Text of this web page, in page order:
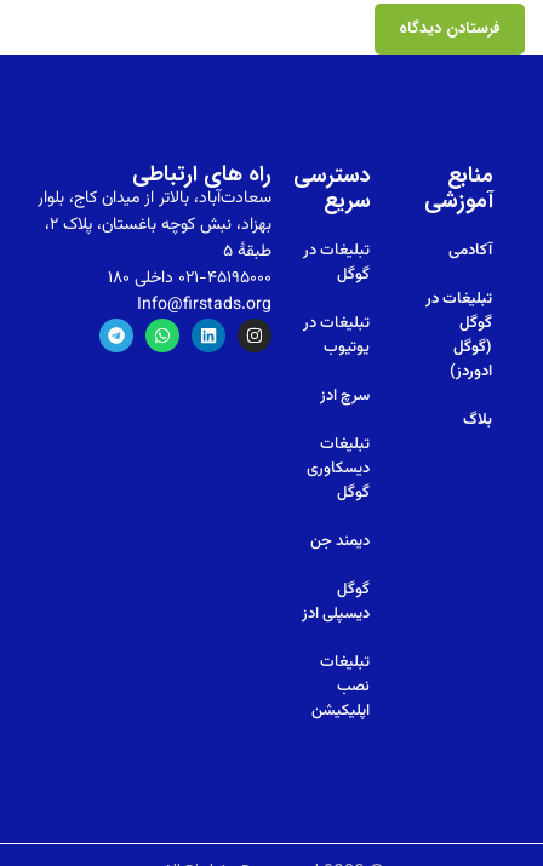
دسترسی
سریع
تبلیغات در
گوگل
تبلیغات در
یوتیوب
سرچ ادز
تبلیغات
دیسکاوری
گوگل
دیمند جن
گوگل
دیسپلی ادز
تبلیغات
نصب
اپلیکیشن
منابع
آموزشی
آکادمی
تبلیغات در
گوگل
(گوگل
ادوردز)
بلاگ
راه های ارتباطی
سعادت‌آباد، بالاتر از میدان کاج، بلوار
بهزاد، نبش کوچه باغستان، پلاک ۲،
طبقهٔ ۵
۰۲۱-۴۵۱۹۵۰۰۰ داخلی ۱۸۰
Info@firstads.org